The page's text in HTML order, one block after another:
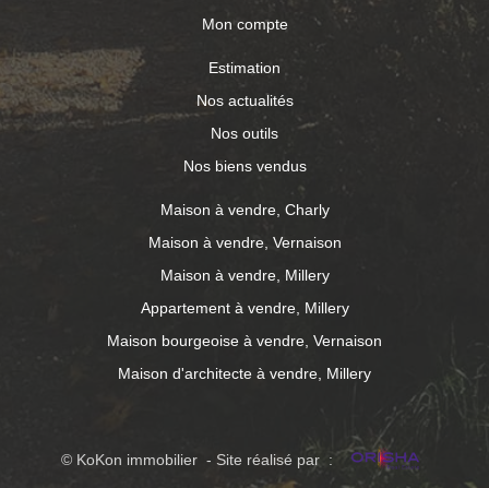
Mon compte
Estimation
Nos actualités
Nos outils
Nos biens vendus
Maison à vendre, Charly
Maison à vendre, Vernaison
Maison à vendre, Millery
Appartement à vendre, Millery
Maison bourgeoise à vendre, Vernaison
Maison d'architecte à vendre, Millery
© KoKon immobilier - Site réalisé par :